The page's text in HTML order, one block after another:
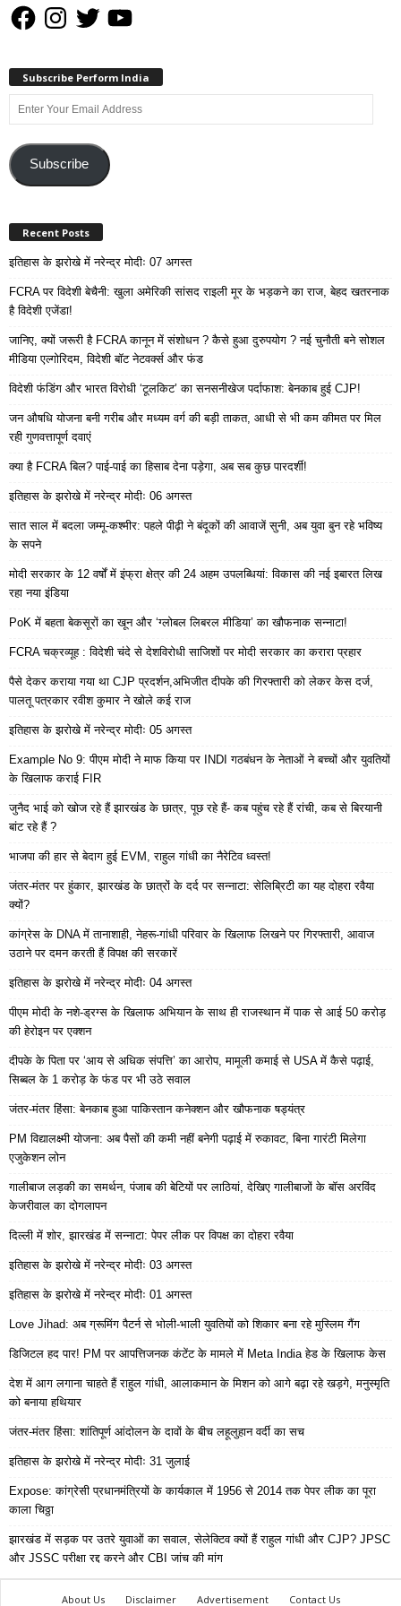
FacebookInstagram
Twitter YouTube
Subscribe Perform India
Enter
Your
AddressSubscribe
Recent Posts
इतिहास के झरोखे में नरेन्द्र मोदीः 07 अगस्त
FCRA पर विदेशी बेचैनी: खुला अमेरिकी सांसद राइली मूर के भड़कने का राज, बेहद खतरनाक
है विदेशी एजेंडा!
जानिए, क्यों जरूरी है FCRA कानून में संशोधन ? कैसे हुआ दुरुपयोग ? नई चुनौती बने सोशल
मीडिया एल्गोरिदम, विदेशी बॉट नेटवर्क्स और फंड
विदेशी फंडिंग और भारत विरोधी ‘टूलकिट’ का सनसनीखेज पर्दाफाश: बेनकाब हुई CJP!
जन औषधि योजना बनी गरीब और मध्यम वर्ग की बड़ी ताकत, आधी से भी कम कीमत पर मिल
रही गुणवत्तापूर्ण दवाएं
क्या है FCRA बिल? पाई-पाई का हिसाब देना पड़ेगा, अब सब कुछ पारदर्शी!
इतिहास के झरोखे में नरेन्द्र मोदीः 06 अगस्त
सात साल में बदला जम्मू-कश्मीर: पहले पीढ़ी ने बंदूकों की आवाजें सुनी, अब युवा बुन रहे भविष्य
के सपने
मोदी सरकार के 12 वर्षों में इंफ्रा क्षेत्र की 24 अहम उपलब्धियां: विकास की नई इबारत लिख
रहा नया इंडिया
PoK में बहता बेकसूरों का खून और ‘ग्लोबल लिबरल मीडिया’ का खौफनाक सन्नाटा!
FCRA चक्रव्यूह : विदेशी चंदे से देशविरोधी साजिशों पर मोदी सरकार का करारा प्रहार
पैसे देकर कराया गया था CJP प्रदर्शन,अभिजीत दीपके की गिरफ्तारी को लेकर केस दर्ज,
पालतू पत्रकार रवीश कुमार ने खोले कई राज
इतिहास के झरोखे में नरेन्द्र मोदीः 05 अगस्त
Example No 9: पीएम मोदी ने माफ किया पर INDI गठबंधन के नेताओं ने बच्चों और युवतियों
के खिलाफ कराई FIR
जुनैद भाई को खोज रहे हैं झारखंड के छात्र, पूछ रहे हैं- कब पहुंच रहे हैं रांची, कब से बिरयानी
बांट रहे हैं ?
भाजपा की हार से बेदाग हुई EVM, राहुल गांधी का नैरेटिव ध्वस्त!
जंतर-मंतर पर हुंकार, झारखंड के छात्रों के दर्द पर सन्नाटा: सेलिब्रिटी का यह दोहरा रवैया
क्यों?
कांग्रेस के DNA में तानाशाही, नेहरू-गांधी परिवार के खिलाफ लिखने पर गिरफ्तारी, आवाज
उठाने पर दमन करती हैं विपक्ष की सरकारें
इतिहास के झरोखे में नरेन्द्र मोदीः 04 अगस्त
पीएम मोदी के नशे-ड्रग्स के खिलाफ अभियान के साथ ही राजस्थान में पाक से आई 50 करोड़
की हेरोइन पर एक्शन
दीपके के पिता पर ‘आय से अधिक संपत्ति’ का आरोप, मामूली कमाई से USA में कैसे पढ़ाई,
सिब्बल के 1 करोड़ के फंड पर भी उठे सवाल
जंतर-मंतर हिंसा: बेनकाब हुआ पाकिस्तान कनेक्शन और खौफनाक षड्यंत्र
PM विद्यालक्ष्मी योजना: अब पैसों की कमी नहीं बनेगी पढ़ाई में रुकावट, बिना गारंटी मिलेगा
एजुकेशन लोन
गालीबाज लड़की का समर्थन, पंजाब की बेटियों पर लाठियां, देखिए गालीबाजों के बॉस अरविंद
केजरीवाल का दोगलापन
दिल्ली में शोर, झारखंड में सन्नाटा: पेपर लीक पर विपक्ष का दोहरा रवैया
इतिहास के झरोखे में नरेन्द्र मोदीः 03 अगस्त
इतिहास के झरोखे में नरेन्द्र मोदीः 01 अगस्त
Love Jihad: अब ग्रूमिंग पैटर्न से भोली-भाली युवतियों को शिकार बना रहे मुस्लिम गैंग
डिजिटल हद पार! PM पर आपत्तिजनक कंटेंट के मामले में Meta India हेड के खिलाफ केस
देश में आग लगाना चाहते हैं राहुल गांधी, आलाकमान के मिशन को आगे बढ़ा रहे खड़गे, मनुस्मृति
को बनाया हथियार
जंतर-मंतर हिंसा: शांतिपूर्ण आंदोलन के दावों के बीच लहूलुहान वर्दी का सच
इतिहास के झरोखे में नरेन्द्र मोदीः 31 जुलाई
Expose: कांग्रेसी प्रधानमंत्रियों के कार्यकाल में 1956 से 2014 तक पेपर लीक का पूरा
काला चिठ्ठा
झारखंड में सड़क पर उतरे युवाओं का सवाल, सेलेक्टिव क्यों हैं राहुल गांधी और CJP? JPSC
और JSSC परीक्षा रद्द करने और CBI जांच की मांग
About Us Disclaimer Advertisement Contact Us